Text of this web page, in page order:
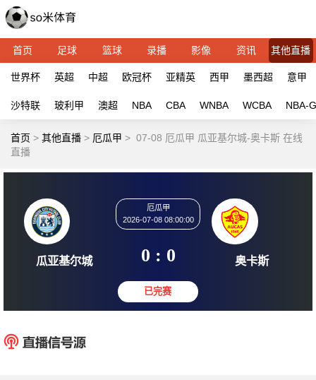
首页 足球 篮球 录播 影像 资讯 其他直播
世界杯 英超 中超 欧冠杯 亚精英 西甲 墨西超 意甲
沙特联 玻利甲 澳超 NBA CBA WNBA WCBA NBA-G
首页 > 其他直播 > 厄瓜甲 > 07-08 厄瓜甲 瓜亚基尔城-奥卡斯 在线
直播
2026-07-08 08:00:00
0 : 0